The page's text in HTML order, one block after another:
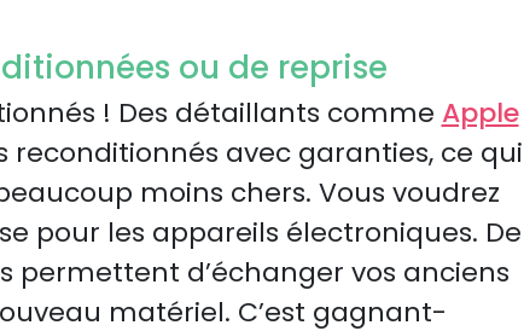
ou de reprise
! Des détaillants comme Apple
reconditionnés avec garanties, ce qui
moins chers. Vous voudrez
pour les appareils électroniques. De
permettent d’échanger vos anciens
matériel. C’est gagnant-